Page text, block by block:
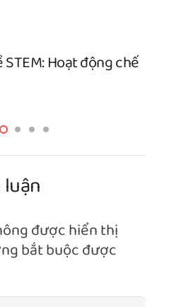
Hoạt động chế
được hiển thị
bắt buộc được